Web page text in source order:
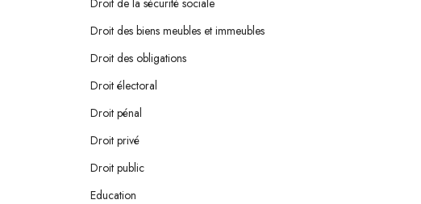
Droit de la sécurité sociale
Droit des biens meubles et immeubles
Droit des obligations
Droit électoral
Droit pénal
Droit privé
Droit public
Education